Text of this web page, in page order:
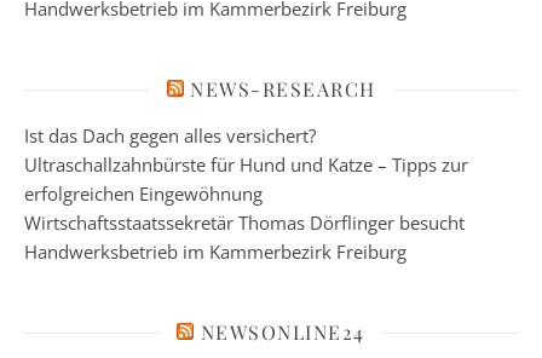
Handwerksbetrieb im Kammerbezirk Freiburg
NEWS-RESEARCH
Ist das Dach gegen alles versichert?
Ultraschallzahnbürste für Hund und Katze – Tipps zur
erfolgreichen Eingewöhnung
Wirtschaftsstaatssekretär Thomas Dörflinger besucht
Handwerksbetrieb im Kammerbezirk Freiburg
NEWSONLINE24